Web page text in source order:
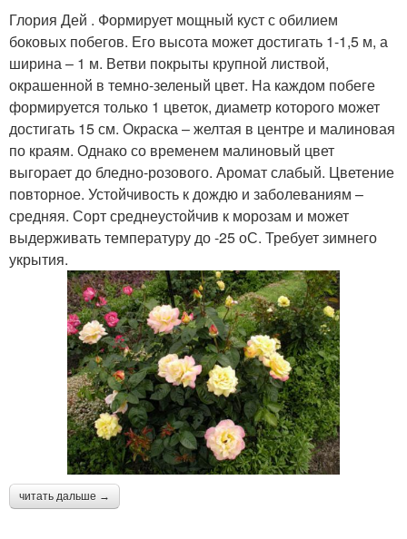
Глория Дей . Формирует мощный куст с обилием
боковых побегов. Его высота может достигать 1-1,5 м, а
ширина – 1 м. Ветви покрыты крупной листвой,
окрашенной в темно-зеленый цвет. На каждом побеге
формируется только 1 цветок, диаметр которого может
достигать 15 см. Окраска – желтая в центре и малиновая
по краям. Однако со временем малиновый цвет
выгорает до бледно-розового. Аромат слабый. Цветение
повторное. Устойчивость к дождю и заболеваниям –
средняя. Сорт среднеустойчив к морозам и может
выдерживать температуру до -25 оС. Требует зимнего
укрытия.
читать дальше →